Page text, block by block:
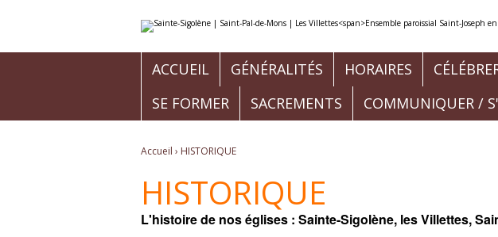
contenu.
ACCUEIL GÉNÉRALITÉS HORAIRES
SE FORMER
SACREMENTS COMMUNIQUER /
Accueil › HISTORIQUE
HISTORIQUE
L'histoire de nos églises : Sainte-Sigolène, les Villettes,